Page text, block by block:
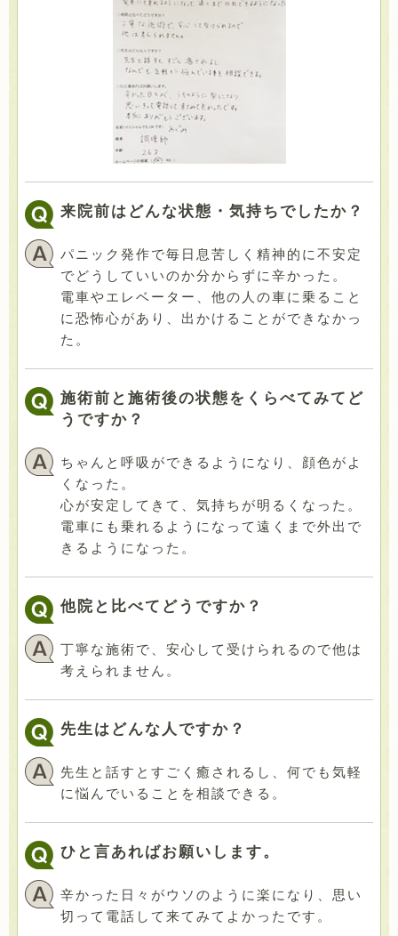
来院前はどんな状態・気持ちでしたか？
パニック発作で毎日息苦しく精神的に不安定
でどうしていいのか分からずに辛かった。
電車やエレベーター、他の人の車に乗ること
に恐怖心があり、出かけることができなかっ
た。
施術前と施術後の状態をくらべてみてど
うですか？
ちゃんと呼吸ができるようになり、顔色がよ
くなった。
心が安定してきて、気持ちが明るくなった。
電車にも乗れるようになって遠くまで外出で
きるようになった。
他院と比べてどうですか？
丁寧な施術で、安心して受けられるので他は
考えられません。
先生はどんな人ですか？
先生と話すとすごく癒されるし、何でも気軽
に悩んでいることを相談できる。
ひと言あればお願いします。
辛かった日々がウソのように楽になり、思い
切って電話して来てみてよかったです。